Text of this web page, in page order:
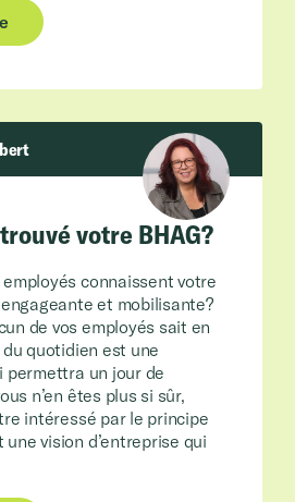
votre BHAG?
connaissent votre
et mobilisante?
de vos employés sait en
quotidien est une
permettra un jour de
n’en êtes plus si sûr,
intéressé par le principe
une vision d’entreprise qui